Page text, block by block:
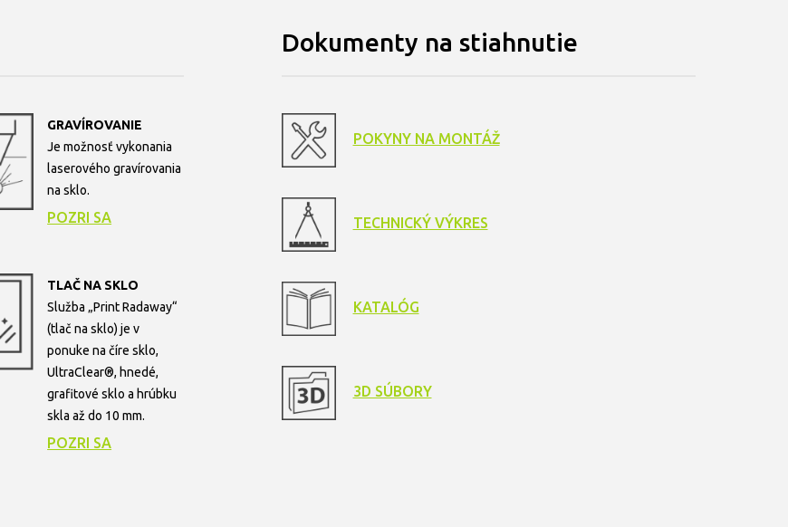
GRAVÍROVANIE
Je možnosť vykonania
laserového gravírovania
na sklo.
POZRI SA
TLAČ NA SKLO
Služba „Print Radaway“
(tlač na sklo) je v
ponuke na číre sklo,
UltraClear®, hnedé,
grafitové sklo a hrúbku
skla až do 10 mm.
POZRI SA
Dokumenty na stiahnutie
POKYNY NA MONTÁŽ
TECHNICKÝ VÝKRES
KATALÓG
3D SÚBORY